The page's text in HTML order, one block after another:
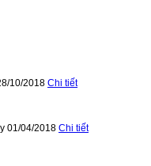
10/2018 Chi tiết
01/04/2018 Chi tiết